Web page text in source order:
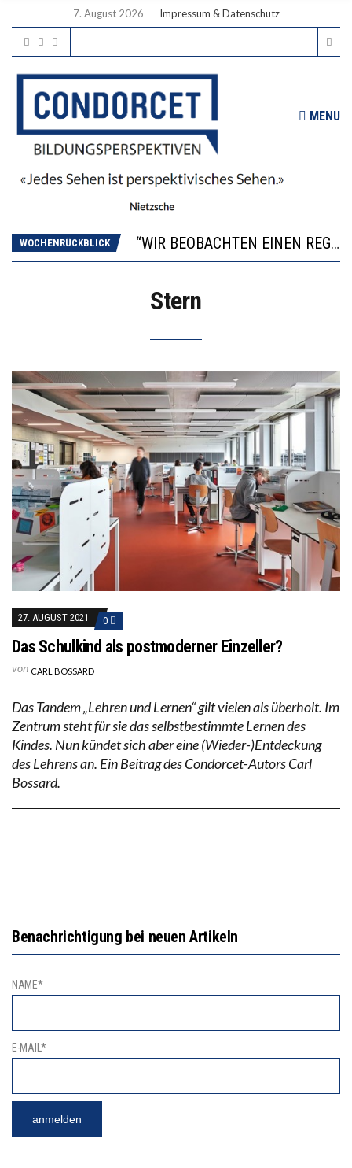
7. August 2026 Impressum & Datenschutz
MENU
WOCHENRÜCKBLICK
“WIR BEOBACHTEN EINEN REGELRECHTEN STURZFLUG BEI DEN LERNLEISTUNGEN”
DIE VERSTÄRKTE HARMONISIERUNG IM SCHULWESEN VERRINGERT DAS INNOVATIONSPOTENZIAL
Stern
27. AUGUST 2021 0
Das Schulkind als postmoderner Einzeller?
von CARL BOSSARD
Das Tandem „Lehren und Lernen“ gilt vielen als überholt. Im
Zentrum steht für sie das selbstbestimmte Lernen des
Kindes. Nun kündet sich aber eine (Wieder-)Entdeckung
des Lehrens an. Ein Beitrag des Condorcet-Autors Carl
Bossard.
Benachrichtigung bei neuen Artikeln
NAME*
E-MAIL*